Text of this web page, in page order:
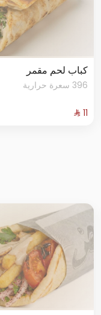
كباب لحم مقمر
396 سعرة حرارية